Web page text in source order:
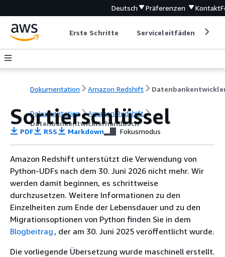
Deutsch Präferenzen Kontakt
Erste Schritte Serviceleitfäden
Dokumentation Amazon Redshift
Dokumentation
Amazon Redshift
Datenbankentwicklerhandbuch
Sortierschlüssel
PDF RSS Markdown Fokusmodus
Amazon Redshift unterstützt die Verwendung von
Python-UDFs nach dem 30. Juni 2026 nicht mehr. Wir
werden damit beginnen, es schrittweise
durchzusetzen. Weitere Informationen zu den
Einzelheiten zum Ende der Lebensdauer und zu den
Migrationsoptionen von Python finden Sie in dem
Blogbeitrag , der am 30. Juni 2025 veröffentlicht wurde.
Die vorliegende Übersetzung wurde maschinell erstellt.